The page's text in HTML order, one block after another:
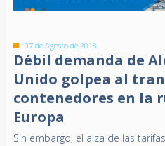
07 de Agosto de 2018
Débil demanda de
Unido golpea al
contenedores en la
Europa
Sin embargo, el alza de las